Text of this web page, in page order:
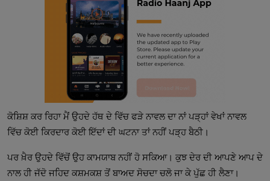
ਕੋਸ਼ਿਸ਼ ਕਰ ਰਿਹਾ ਮੈਂ ਉਹਦੇ ਹੱਥ ਦੇ ਵਿੱਚ ਫੜੇ ਨਾਵਲ ਦਾ ਨਾਂ ਪੜ੍ਹਾਂ ਵੇਖਾਂ ਨਾਵਲ
ਵਿੱਚ ਕੋਈ ਕਿਰਦਾਰ ਕੋਈ ਇੱਦਾਂ ਦੀ ਘਟਨਾ ਤਾਂ ਨਹੀਂ ਪੜ੍ਹ ਬੈਠੀ।
ਪਰ ਖ਼ੈਰ ਉਹਦੇ ਵਿੱਚੋਂ ਉਹ ਕਾਮਯਾਬ ਨਹੀਂ ਹੋ ਸਕਿਆ। ਕੁਝ ਦੇਰ ਦੀ ਆਪਣੇ ਆਪ ਦੇ
ਨਾਲ ਹੀ ਜੱਦੋ ਜਹਿਦ ਕਸ਼ਮਕਸ਼ ਤੋਂ ਬਾਅਦ ਸੋਚਦਾ ਚਲੋ ਜਾ ਕੇ ਪੁੱਛ ਹੀ ਲੈਣਾ।